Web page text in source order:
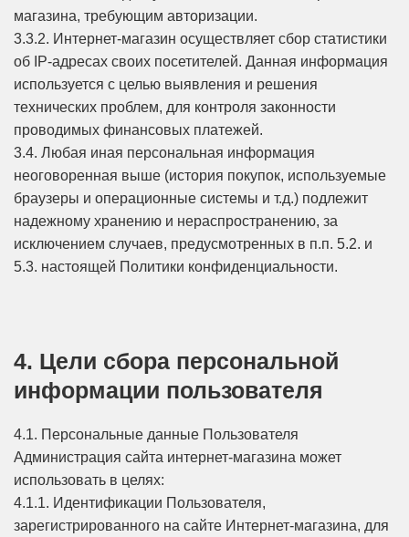
магазина, требующим авторизации.
3.3.2. Интернет-магазин осуществляет сбор статистики
об IP-адресах своих посетителей. Данная информация
используется с целью выявления и решения
технических проблем, для контроля законности
проводимых финансовых платежей.
3.4. Любая иная персональная информация
неоговоренная выше (история покупок, используемые
браузеры и операционные системы и т.д.) подлежит
надежному хранению и нераспространению, за
исключением случаев, предусмотренных в п.п. 5.2. и
5.3. настоящей Политики конфиденциальности.
4. Цели сбора персональной
информации пользователя
4.1. Персональные данные Пользователя
Администрация сайта интернет-магазина может
использовать в целях:
4.1.1. Идентификации Пользователя,
зарегистрированного на сайте Интернет-магазина, для